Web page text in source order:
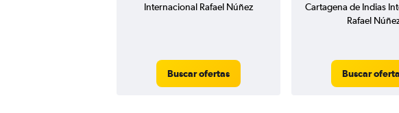
Internacional Rafael Núñez
Buscar ofertas
Cartagena de Indias
Rafael
Buscar